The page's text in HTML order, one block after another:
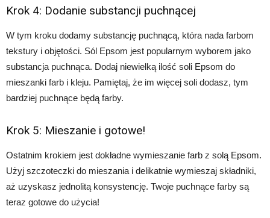
Krok 4: Dodanie substancji puchnącej
W tym kroku dodamy substancję puchnącą, która nada farbom
tekstury i objętości. Sól Epsom jest popularnym wyborem jako
substancja puchnąca. Dodaj niewielką ilość soli Epsom do
mieszanki farb i kleju. Pamiętaj, że im więcej soli dodasz, tym
bardziej puchnące będą farby.
Krok 5: Mieszanie i gotowe!
Ostatnim krokiem jest dokładne wymieszanie farb z solą Epsom.
Użyj szczoteczki do mieszania i delikatnie wymieszaj składniki,
aż uzyskasz jednolitą konsystencję. Twoje puchnące farby są
teraz gotowe do użycia!